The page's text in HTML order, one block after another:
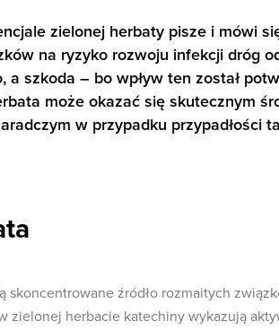
zielonej herbaty pisze i mówi
na ryzyko rozwoju infekcji dróg
a szkoda – bo wpływ ten został
może okazać się skutecznym
w przypadku przypadłości
skoncentrowane źródło rozmaitych
zielonej herbacie katechiny wykazują